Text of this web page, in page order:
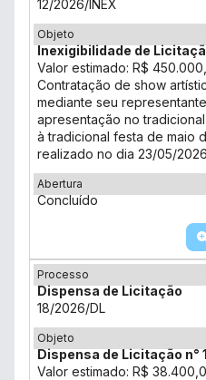
12/2026/INEX
Objeto
Inexigibilidade de
Valor estimado: R$
Contratação de show
mediante seu
apresentação no
à tradicional festa de maio
realizado no dia 23/05/
Abertura
Concluído
Processo
Dispensa de Licitação
18/2026/DL
Objeto
Dispensa de Licitação n°
Valor estimado: R$